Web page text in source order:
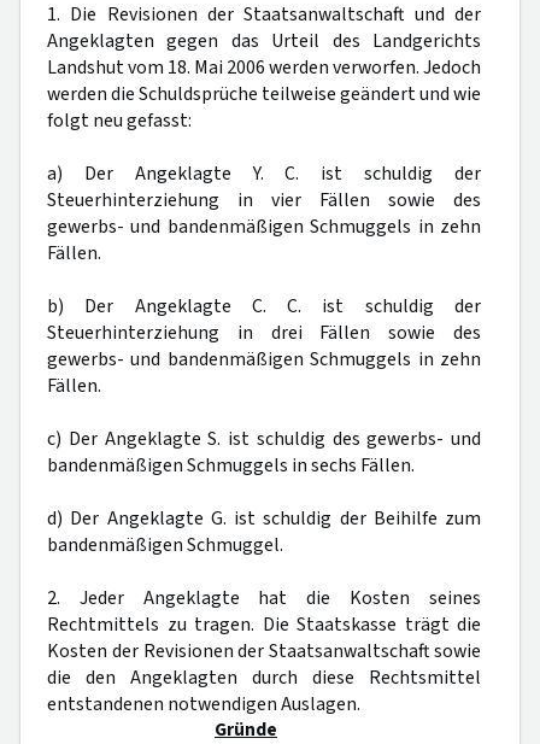
1. Die Revisionen der Staatsanwaltschaft und der
Angeklagten gegen das Urteil des Landgerichts
Landshut vom 18. Mai 2006 werden verworfen. Jedoch
werden die Schuldsprüche teilweise geändert und wie
folgt neu gefasst:
a) Der Angeklagte Y. C. ist schuldig der
Steuerhinterziehung in vier Fällen sowie des
gewerbs- und bandenmäßigen Schmuggels in zehn
Fällen.
b) Der Angeklagte C. C. ist schuldig der
Steuerhinterziehung in drei Fällen sowie des
gewerbs- und bandenmäßigen Schmuggels in zehn
Fällen.
c) Der Angeklagte S. ist schuldig des gewerbs- und
bandenmäßigen Schmuggels in sechs Fällen.
d) Der Angeklagte G. ist schuldig der Beihilfe zum
bandenmäßigen Schmuggel.
2. Jeder Angeklagte hat die Kosten seines
Rechtmittels zu tragen. Die Staatskasse trägt die
Kosten der Revisionen der Staatsanwaltschaft sowie
die den Angeklagten durch diese Rechtsmittel
entstandenen notwendigen Auslagen.
Gründe